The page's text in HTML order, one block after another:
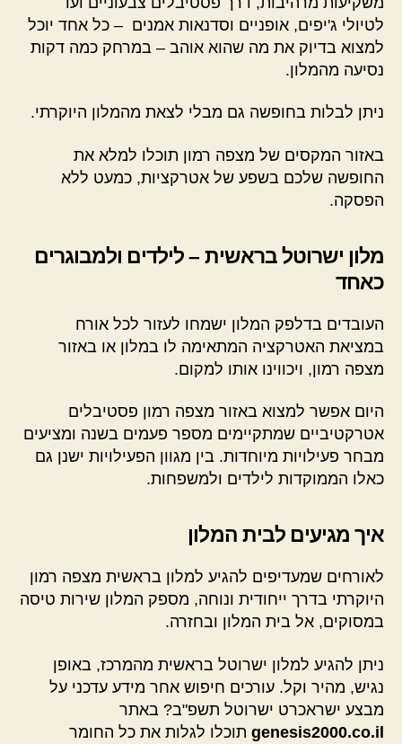
לטיולי ג'יפים, אופניים וסדנאות אמנים – כל אחד יוכל
למצוא בדיוק את מה שהוא אוהב – במרחק כמה דקות
נסיעה מהמלון.
ניתן לבלות בחופשה גם מבלי לצאת מהמלון היוקרתי.
באזור המקסים של מצפה רמון תוכלו למלא את
החופשה שלכם בשפע של אטרקציות, כמעט ללא
הפסקה.
מלון ישרוטל בראשית – לילדים ולמבוגרים
כאחד
העובדים בדלפק המלון ישמחו לעזור לכל אורח
במציאת האטרקציה המתאימה לו במלון או באזור
מצפה רמון, ויכווינו אותו למקום.
היום אפשר למצוא באזור מצפה רמון פסטיבלים
אטרקטיביים שמתקיימים מספר פעמים בשנה ומציעים
מבחר פעילויות מיוחדות. בין מגוון הפעילויות ישנן גם
כאלו הממוקדות לילדים ולמשפחות.
איך מגיעים לבית המלון
לאורחים שמעדיפים להגיע למלון בראשית מצפה רמון
היוקרתי בדרך ייחודית ונוחה, מספק המלון שירות טיסה
במסוקים, אל בית המלון ובחזרה.
ניתן להגיע למלון ישרוטל בראשית מהמרכז, באופן
נגיש, מהיר וקל. עורכים חיפוש אחר מידע עדכני על
מבצע ישראכרט ישרוטל תשפ"ב? באתר
genesis2000.co.il תוכלו לגלות את כל החומר